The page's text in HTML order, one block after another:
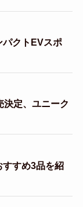
パクトEVスポ
決定、ユニーク
すすめ3品を紹